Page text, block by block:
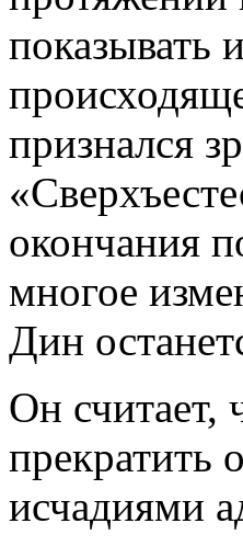
показывать
признался
окончания
многое
Дин
Он считает,
прекратить
исчадиями